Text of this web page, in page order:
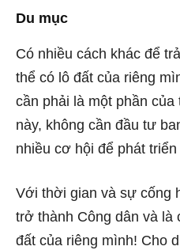
Du mục
Có nhiều cách khác để
thể có lô đất của riêng
cần phải là một phần của
này, không cần đầu tư
nhiều cơ hội để phát
Với thời gian và sự cống
trở thành Công dân và là
đất của riêng mình! Cho